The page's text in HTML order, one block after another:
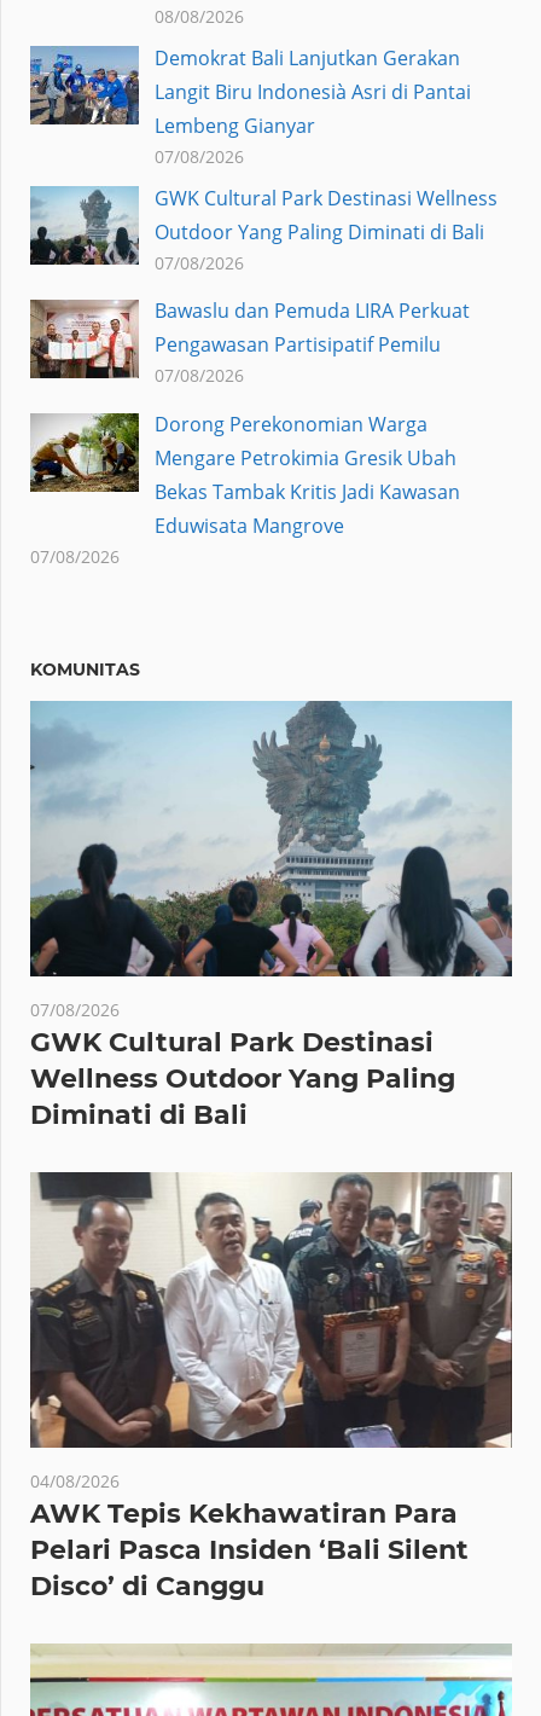
08/08/2026
Demokrat Bali Lanjutkan Gerakan
Langit Biru Indonesià Asri di Pantai
Lembeng Gianyar
07/08/2026
GWK Cultural Park Destinasi Wellness
Outdoor Yang Paling Diminati di Bali
07/08/2026
Bawaslu dan Pemuda LIRA Perkuat
Pengawasan Partisipatif Pemilu
07/08/2026
Dorong Perekonomian Warga
Mengare Petrokimia Gresik Ubah
Bekas Tambak Kritis Jadi Kawasan
Eduwisata Mangrove
07/08/2026
KOMUNITAS
07/08/2026
GWK Cultural Park Destinasi
Wellness Outdoor Yang Paling
Diminati di Bali
04/08/2026
AWK Tepis Kekhawatiran Para
Pelari Pasca Insiden ‘Bali Silent
Disco’ di Canggu